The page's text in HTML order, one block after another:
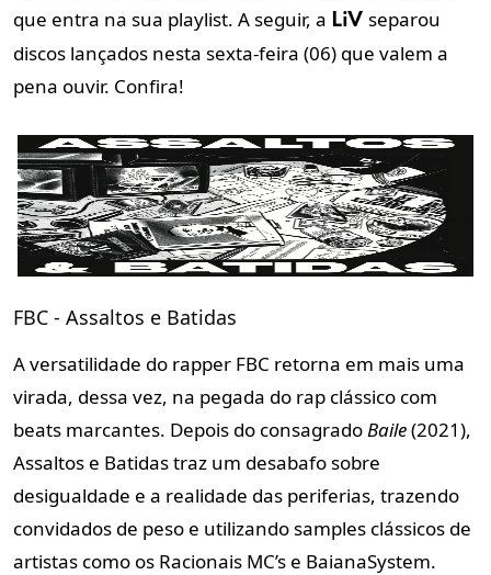
que entra na sua playlist. A seguir, a LiV separou
discos lançados nesta sexta-feira (06) que valem a
pena ouvir. Confira!
FBC - Assaltos e Batidas
A versatilidade do rapper FBC retorna em mais uma
virada, dessa vez, na pegada do rap clássico com
beats marcantes. Depois do consagradoBaile(2021),
Assaltos e Batidas traz um desabafo sobre
desigualdade e a realidade das periferias, trazendo
convidados de peso e utilizando samples clássicos de
artistas como os Racionais MC’s e BaianaSystem.